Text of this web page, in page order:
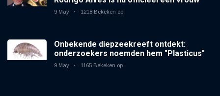
9 May 1218 Bekeken op
Onbekende diepzeekreeft ontdekt:
onderzoekers noemden hem "Plasticus"
9 May 1165 Bekeken op